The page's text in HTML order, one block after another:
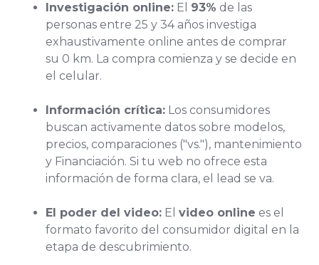
Investigación online: El 93% de las
personas entre 25 y 34 años investiga
exhaustivamente online antes de comprar
su 0 km. La compra comienza y se decide en
el celular.
Información crítica: Los consumidores
buscan activamente datos sobre modelos,
precios, comparaciones ("vs."), mantenimiento
y Financiación. Si tu web no ofrece esta
información de forma clara, el lead se va.
El poder del video: El video online es el
formato favorito del consumidor digital en la
etapa de descubrimiento.